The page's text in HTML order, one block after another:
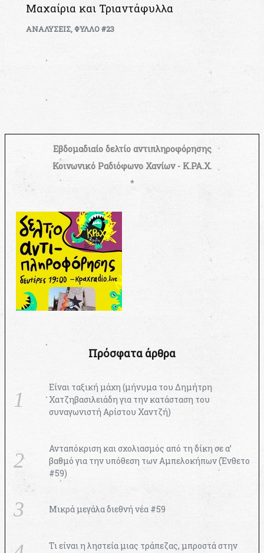
Μαχαίρια και Τριαντάφυλλα
ΑΝΑΛΥΣΕΙΣ, ΦΥΛΛΟ #23
Εβδομαδιαίο δελτίο αντιπληροφόρησης
Κοινωνικό Ραδιόφωνο Χανίων - Κ.ΡΑ.Χ.
*
Πρόσφατα άρθρα
Είναι ταξική μάχη (μήνυμα του Δημήτρη
Χατζηβασιλειάδη για την κατάσταση του
συναγωνιστή Αρίστου Χαντζή)
Ανταπόκριση και σχολιασμός από τη δίκη σε α’
βαθμό για την υπόθεση των Αμπελοκήπων (Ένθετο
#59)
Μικρά μεγάλα διεθνή νέα #59
Τι είναι η ληστεία μιας τράπεζας, μπροστά στην